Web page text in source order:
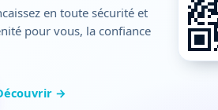
en toute sécurité et
pour vous, la confiance
→